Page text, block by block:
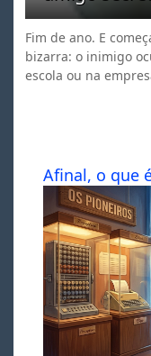
Fim de ano. E
bizarra: o inimigo
escola ou na
Afinal, o que